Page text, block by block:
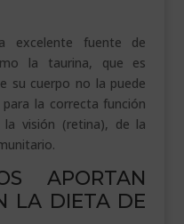
excelente fuente de
la taurina, que es
su cuerpo no la puede
la correcta función
la visión (retina), de la
APORTAN
LA DIETA DE